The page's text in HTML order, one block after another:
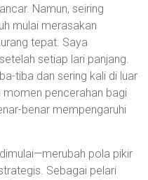
Namun, seiring
mulai merasakan
tepat. Saya
setiap lari panjang.
tiba dan sering kali di luar
pencerahan bagi
benar mempengaruhi
pola pikir
Sebagai pelari